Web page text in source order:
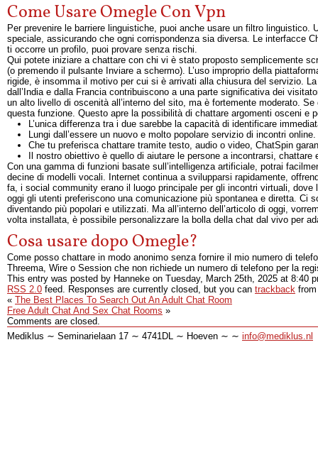
Come Usare Omegle Con Vpn
Per prevenire le barriere linguistiche, puoi anche usare un filtro
speciale, assicurando che ogni corrispondenza sia diversa. Le interfacce
ti occorre un profilo, puoi provare senza rischi.
Qui potete iniziare a chattare con chi vi è stato proposto semplicemente
(o premendo il pulsante Inviare a schermo). L’uso improprio della
rigide, è insomma il motivo per cui si è arrivati alla chiusura del servizio.
dall’India e dalla Francia contribuiscono a una parte significativa dei
un alto livello di oscenità all’interno del sito, ma è fortemente moderato.
questa funzione. Questo apre la possibilità di chattare argomenti osceni
L’unica differenza tra i due sarebbe la capacità di identificare
Lungi dall’essere un nuovo e molto popolare servizio di incontri online.
Che tu preferisca chattare tramite testo, audio o video, ChatSpin
Il nostro obiettivo è quello di aiutare le persone a incontrarsi,
Con una gamma di funzioni basate sull’intelligenza artificiale, potrai
decine di modelli vocali. Internet continua a svilupparsi rapidamente,
fa, i social community erano il luogo principale per gli incontri virtuali,
oggi gli utenti preferiscono una comunicazione più spontanea e diretta. Ci
diventando più popolari e utilizzati. Ma all’interno dell’articolo di oggi,
volta installata, è possibile personalizzare la bolla della chat dal vivo per
Cosa usare dopo Omegle?
Come posso chattare in modo anonimo senza fornire il mio numero di
Threema, Wire o Session che non richiede un numero di telefono per la
This entry was posted by Hanneke on Tuesday, March 25th, 2025 at 8:40
RSS 2.0 feed. Responses are currently closed, but you can trackback
« The Best Places To Search Out An Adult Chat Room
Free Adult Chat And Sex Chat Rooms »
Comments are closed.
Mediklus ∼ Seminarielaan 17 ∼ 4741DL ∼ Hoeven ∼ ∼ info@mediklus.nl